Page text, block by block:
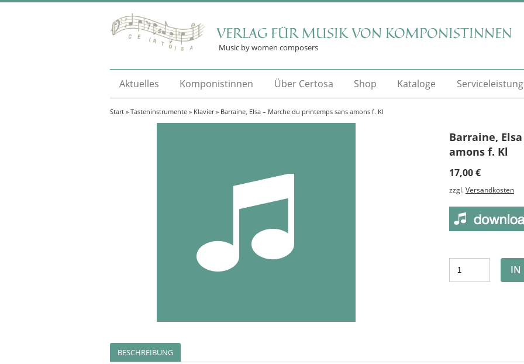
VERLAG FÜR MUSIK VON KOMPONISTINNEN
Music by women composers
Aktuelles Komponistinnen Über Certosa Shop Kataloge
Start » Tasteninstrumente » Klavier» Barraine, Elsa – Marche du printemps sans amons f. Kl
Barraine,
amons f. Kl
17,00€
zzgl. Versandkosten
IN
BESCHREIBUNG